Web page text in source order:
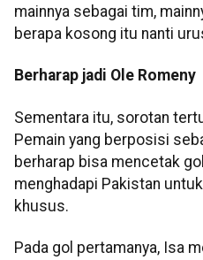
mainnya sebagai tim,
berapa kosong itu nanti
Berharap jadi Ole Romeny
Sementara itu, sorotan
Pemain yang berposisi
berharap bisa mencetak
menghadapi Pakistan
khusus.
Pada gol pertamanya, Isa